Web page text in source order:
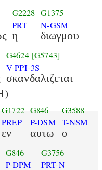
G2228
PRT
η
G1375
N-GSM
διωγμου
G4624 [G5743]
V-PPI-3S
σκανδαλιζεται
G1722
PREP
εν
G846
P-DSM
αυτω
G3588
T-NSM
ο
G846
P-DPM
G3756
PRT-N